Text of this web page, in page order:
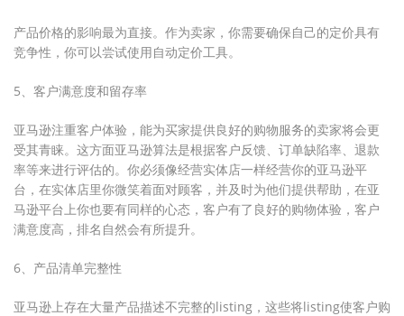
产品价格的影响最为直接。作为卖家，你需要确保自己的定价具有
竞争性，你可以尝试使用自动定价工具。
5、客户满意度和留存率
亚马逊注重客户体验，能为买家提供良好的购物服务的卖家将会更
受其青睐。这方面亚马逊算法是根据客户反馈、订单缺陷率、退款
率等来进行评估的。你必须像经营实体店一样经营你的亚马逊平
台，在实体店里你微笑着面对顾客，并及时为他们提供帮助，在亚
马逊平台上你也要有同样的心态，客户有了良好的购物体验，客户
满意度高，排名自然会有所提升。
6、产品清单完整性
亚马逊上存在大量产品描述不完整的listing，这些将listing使客户购